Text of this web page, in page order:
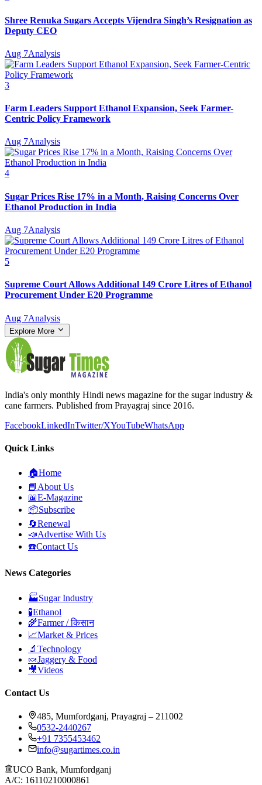
Shree Renuka Sugars Accepts Vijendra Singh’s Resignation as
Deputy CEO
Aug 7Analysis
3
Farm Leaders Support Ethanol Expansion, Seek Farmer-
Centric Policy Framework
Aug 7Analysis
4
Sugar Prices Rise 17% in a Month, Raising Concerns Over
Ethanol Production in India
Aug 7Analysis
5
Supreme Court Allows Additional 149 Crore Litres of Ethanol
Procurement Under E20 Programme
Aug 7Analysis
Explore More
India's only monthly Hindi news magazine for the sugar industry &
cane farmers. Published from Prayagraj since 2016.
FacebookLinkedInTwitter/XYouTubeWhatsApp
Quick Links
🏠Home
📘 About Us
📖E-Magazine
📦Subscribe
🔄Renewal
📣Advertise With Us
☎️Contact Us
News Categories
🏭Sugar Industry
🧪Ethanol
🌾Farmer / किसान
📈Market & Prices
🔬 Technology
🍬Jaggery & Food
🎥Videos
Contact Us
485, Mumfordganj, Prayagraj – 211002
0532-2440267
+91 7355453462
info@sugartimes.co.in
UCO Bank, Mumfordganj
A/C: 16110210000861